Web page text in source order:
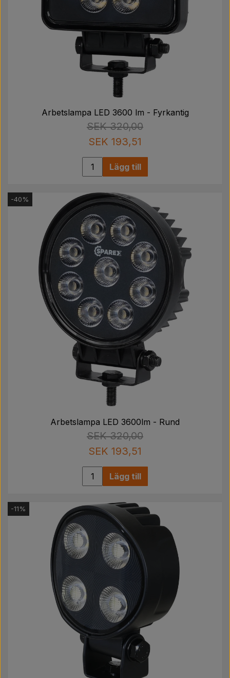
Arbetslampa LED 3600 lm - Fyrkantig
SEK 320,00
SEK 193,51
Lägg till
-40%
Arbetslampa LED 3600lm - Rund
SEK 320,00
SEK 193,51
Lägg till
-11%